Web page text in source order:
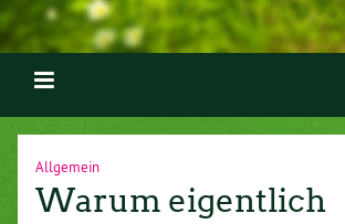
Allgemein
Warum eigentlich